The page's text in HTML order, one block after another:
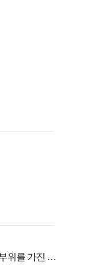
위를 가진 남